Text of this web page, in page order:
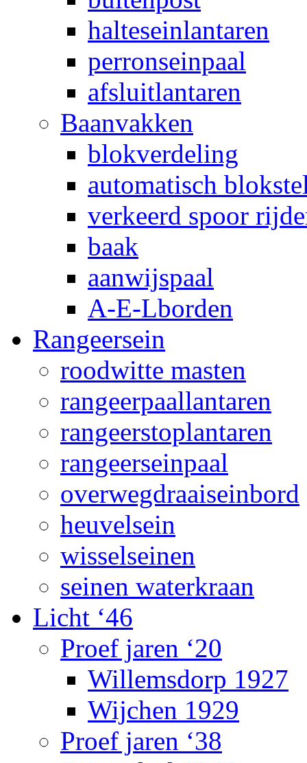
halteseinlantaren
perronseinpaal
afsluitlantaren
Baanvakken
blokverdeling
automatisch
verkeerd spoor
baak
aanwijspaal
A-E-Lborden
Rangeersein
roodwitte masten
rangeerpaallantaren
rangeerstoplantaren
rangeerseinpaal
overwegdraaiseinbord
heuvelsein
wisselseinen
seinen waterkraan
Licht ‘46
Proef jaren ‘20
Willemsdorp 1927
Wijchen 1929
Proef jaren ‘38